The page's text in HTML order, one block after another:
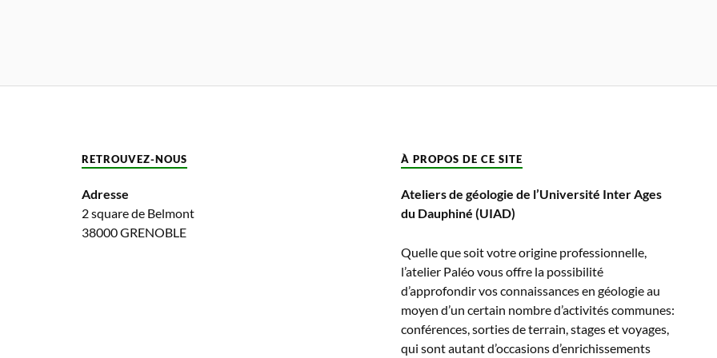
RETROUVEZ-NOUS
Adresse
2 square de Belmont
38000 GRENOBLE
À PROPOS DE CE SITE
Ateliers de géologie de l’Université Inter Ages
du Dauphiné (UIAD)
Quelle que soit votre origine professionnelle,
l’atelier Paléo vous offre la possibilité
d’approfondir vos connaissances en géologie au
moyen d’un certain nombre d’activités communes:
conférences, sorties de terrain, stages et voyages,
qui sont autant d’occasions d’enrichissements